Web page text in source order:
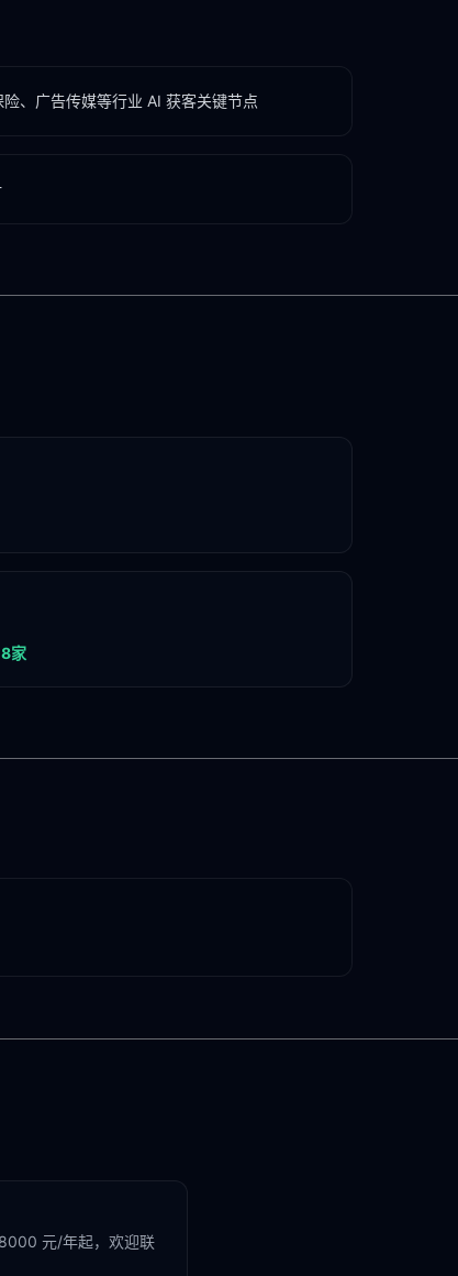
、广告传媒等行业 AI 获客关键节点
家
元/年起，欢迎联